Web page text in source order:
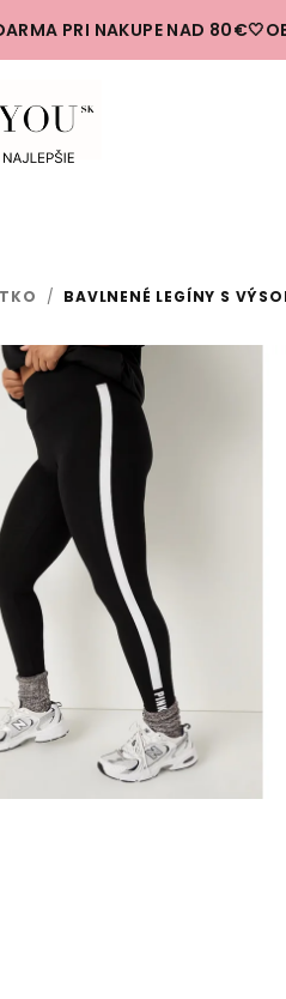
PRI NAKUPE NAD
/ BAVLNENÉ LEGÍNY S